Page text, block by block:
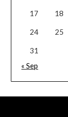
17 18
24 25
31
« Sep